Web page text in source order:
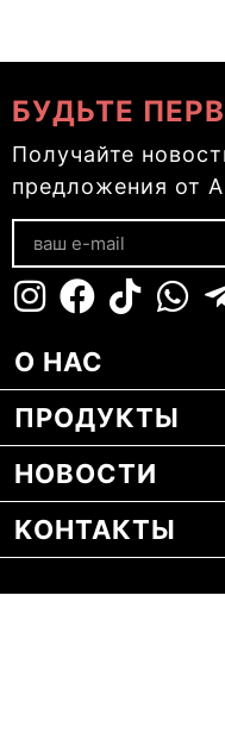
О НАС
ПРОДУКТЫ
НОВОСТИ
KОНТАКТЫ
БУДЬТЕ
Получайте
предложения от